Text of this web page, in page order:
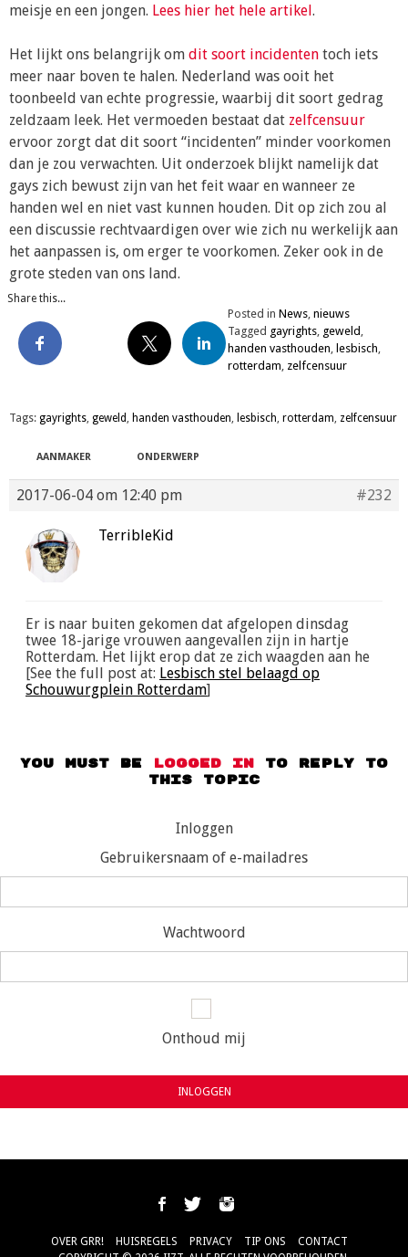
meisje en een jongen. Lees hier het hele artikel.
Het lijkt ons belangrijk om dit soort incidenten toch iets
meer naar boven te halen. Nederland was ooit het
toonbeeld van echte progressie, waarbij dit soort gedrag
zeldzaam leek. Het vermoeden bestaat dat zelfcensuur
ervoor zorgt dat dit soort “incidenten” minder voorkomen
dan je zou verwachten. Uit onderzoek blijkt namelijk dat
gays zich bewust zijn van het feit waar en wanneer ze
handen wel en niet vast kunnen houden. Dit op zich zou al
een discussie rechtvaardigen over wie zich nu werkelijk aan
het aanpassen is, om erger te voorkomen. Zeker ook in de
grote steden van ons land.
Share this...
Posted in News nieuws
Tagged gayrights geweld
handen vasthouden
lesbisch
rotterdam zelfcensuur
Tags: gayrights, geweld , handen vasthouden, lesbisch, rotterdam, zelfcensuur
AANMAKER ONDERWERP
2017-06-04 om 12:40 pm #232
TerribleKid
Er is naar buiten gekomen dat afgelopen dinsdag
twee 18-jarige vrouwen aangevallen zijn in hartje
Rotterdam. Het lijkt erop dat ze zich waagden aan he
[See the full post at: Lesbisch stel belaagd op
Schouwurgplein Rotterdam]
You must be logged in to reply to
this topic
Inloggen
Gebruikersnaam of e-mailadres
Wachtwoord
Onthoud mij
INLOGGEN
OVER GRR! HUISREGELS PRIVACY TIP ONS
CONTACT